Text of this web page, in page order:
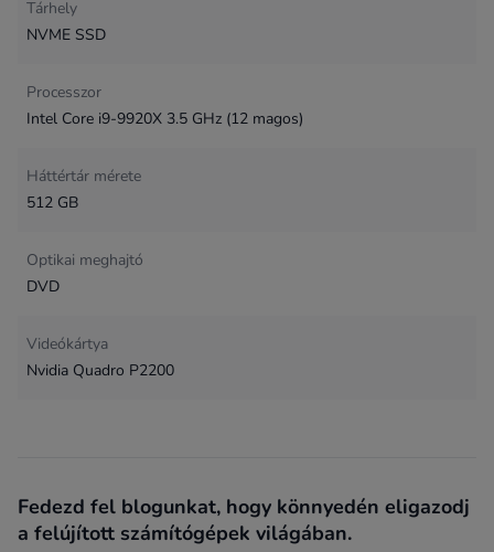
Tárhely
NVME SSD
Processzor
Intel Core i9-9920X 3.5 GHz (12 magos)
Háttértár mérete
512 GB
Optikai meghajtó
DVD
Videókártya
Nvidia Quadro P2200
Fedezd fel blogunkat, hogy könnyedén eligazodj
a felújított számítógépek világában.